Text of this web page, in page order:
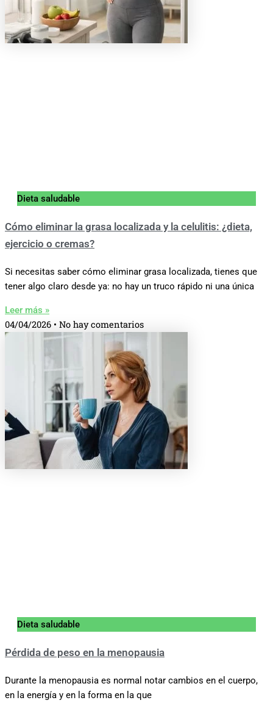
Dieta saludable
Cómo eliminar la grasa localizada y la celulitis: ¿dieta,
ejercicio o cremas?
Si necesitas saber cómo eliminar grasa localizada, tienes que
tener algo claro desde ya: no hay un truco rápido ni una única
Leer más »
04/04/2026 No hay comentarios
Dieta saludable
Pérdida de peso en la menopausia
Durante la menopausia es normal notar cambios en el cuerpo,
en la energía y en la forma en la que